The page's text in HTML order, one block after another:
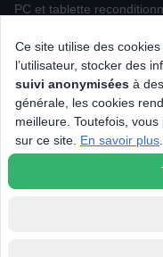
Ce site utilise des
l’utilisateur, stocker des
suivi anonymisées à
générale, les cookies
meilleure. Toutefois,
sur ce site. En savoir plus
PC et tablette
Piano de cuisson mixte /
Réfrigérateur multi-portes
Imprimante 3D
IMac Cave à vin
Mini bar / Ustensile
Moulin à épices / Casque